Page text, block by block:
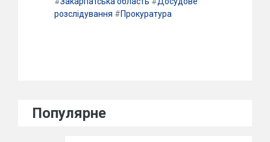
розслідування #Прокуратура
Популярне